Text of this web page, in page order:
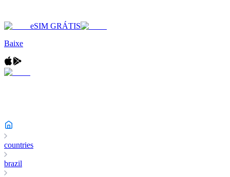
eSIM GRÁTIS
Baixe
countries
brazil